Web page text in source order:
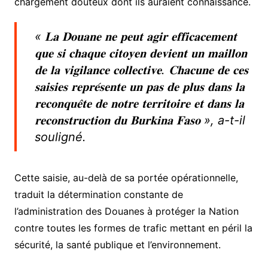
« 𝐋𝐚 𝐃𝐨𝐮𝐚𝐧𝐞 𝐧𝐞 𝐩𝐞𝐮𝐭 𝐚𝐠𝐢𝐫 𝐞𝐟𝐟𝐢𝐜𝐚𝐜𝐞𝐦𝐞𝐧𝐭
𝐪𝐮𝐞 𝐬𝐢 𝐜𝐡𝐚𝐪𝐮𝐞 𝐜𝐢𝐭𝐨𝐲𝐞𝐧 𝐝𝐞𝐯𝐢𝐞𝐧𝐭 𝐮𝐧 𝐦𝐚𝐢𝐥𝐥𝐨𝐧
𝐝𝐞 𝐥𝐚 𝐯𝐢𝐠𝐢𝐥𝐚𝐧𝐜𝐞 𝐜𝐨𝐥𝐥𝐞𝐜𝐭𝐢𝐯𝐞. 𝐂𝐡𝐚𝐜𝐮𝐧𝐞 𝐝𝐞 𝐜𝐞𝐬
𝐬𝐚𝐢𝐬𝐢𝐞𝐬 𝐫𝐞𝐩𝐫𝐞́𝐬𝐞𝐧𝐭𝐞 𝐮𝐧 𝐩𝐚𝐬 𝐝𝐞 𝐩𝐥𝐮𝐬 𝐝𝐚𝐧𝐬 𝐥𝐚
𝐫𝐞𝐜𝐨𝐧𝐪𝐮𝐞̂𝐭𝐞 𝐝𝐞 𝐧𝐨𝐭𝐫𝐞 𝐭𝐞𝐫𝐫𝐢𝐭𝐨𝐢𝐫𝐞 𝐞𝐭 𝐝𝐚𝐧𝐬 𝐥𝐚
𝐫𝐞𝐜𝐨𝐧𝐬𝐭𝐫𝐮𝐜𝐭𝐢𝐨𝐧 𝐝𝐮 𝐁𝐮𝐫𝐤𝐢𝐧𝐚 𝐅𝐚𝐬𝐨 », a-t-il
souligné.
Cette saisie, au-delà de sa portée opérationnelle,
traduit la détermination constante de
l’administration des Douanes à protéger la Nation
contre toutes les formes de trafic mettant en péril la
sécurité, la santé publique et l’environnement.